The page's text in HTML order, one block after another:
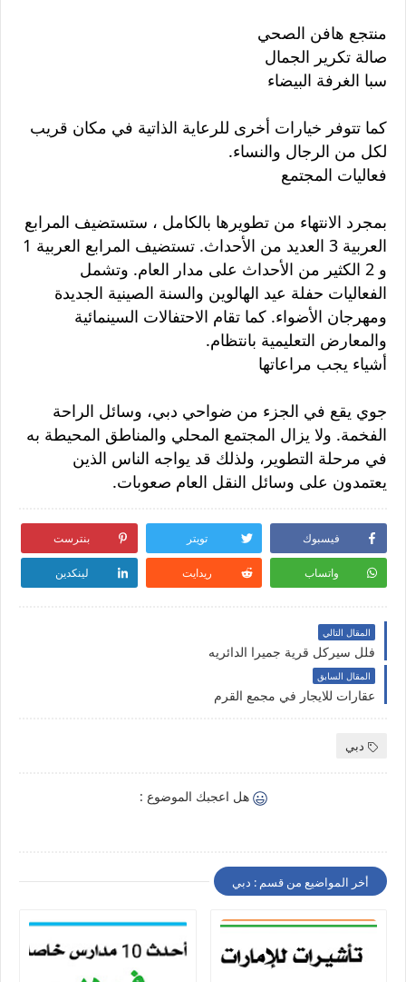
منتجع هافن الصحي
صالة تكرير الجمال
سبا الغرفة البيضاء
كما تتوفر خيارات أخرى للرعاية الذاتية في مكان قريب
لكل من الرجال والنساء.
فعاليات المجتمع
بمجرد الانتهاء من تطويرها بالكامل ، ستستضيف المرابع
العربية 3 العديد من الأحداث. تستضيف المرابع العربية 1
و 2 الكثير من الأحداث على مدار العام. وتشمل
الفعاليات حفلة عيد الهالوين والسنة الصينية الجديدة
ومهرجان الأضواء. كما تقام الاحتفالات السينمائية
والمعارض التعليمية بانتظام.
أشياء يجب مراعاتها
جوي يقع في الجزء من ضواحي دبي، وسائل الراحة
الفخمة. ولا يزال المجتمع المحلي والمناطق المحيطة به
في مرحلة التطوير، ولذلك قد يواجه الناس الذين
يعتمدون على وسائل النقل العام صعوبات.
فيسبوك تويتر بنترست
واتساب ريدايت لينكدين
المقال التالي
فلل سيركل قرية جميرا الدائريه
المقال السابق
عقارات للايجار في مجمع القرم
دبي
هل اعجبك الموضوع :
أخر المواضيع من قسم : دبي